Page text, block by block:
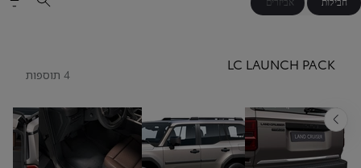
LC LAUNCH PACK
4 תוספות
אחורה